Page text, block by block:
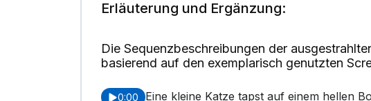
Erläuterung und Ergänzung:
Die Sequenzbeschreibungen der
basierend auf den exemplarisch genutzten
0:00
Eine kleine Katze tapst auf einem hellen